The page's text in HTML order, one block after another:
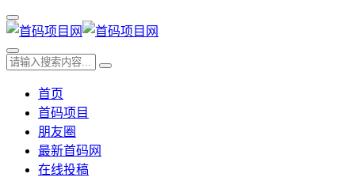
首页
首码项目
朋友圈
最新首码网
在线投稿